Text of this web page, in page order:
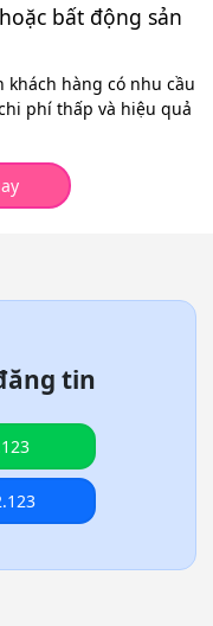
bất động sản
hàng có nhu cầu
phí thấp và hiệu quả
tin